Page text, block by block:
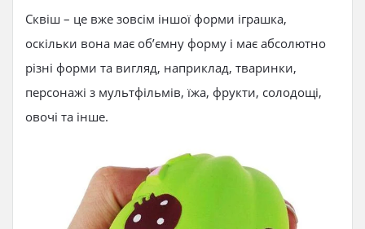
Сквіш – це вже зовсім іншої форми іграшка,
оскільки вона має об’ємну форму і має абсолютно
різні форми та вигляд, наприклад, тваринки,
персонажі з мультфільмів, їжа, фрукти, солодощі,
овочі та інше.